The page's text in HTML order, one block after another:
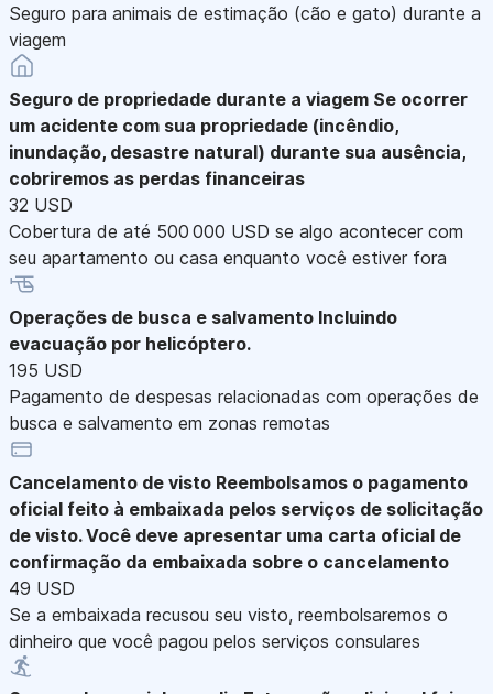
Seguro para animais de estimação (cão e gato) durante a
viagem
Seguro de propriedade durante a viagem Se ocorrer
um acidente com sua propriedade (incêndio,
inundação, desastre natural) durante sua ausência,
cobriremos as perdas financeiras
32 USD
Cobertura de até 500 000 USD se algo acontecer com
seu apartamento ou casa enquanto você estiver fora
Operações de busca e salvamento Incluindo
evacuação por helicóptero.
195 USD
Pagamento de despesas relacionadas com operações de
busca e salvamento em zonas remotas
Cancelamento de visto Reembolsamos o pagamento
oficial feito à embaixada pelos serviços de solicitação
de visto. Você deve apresentar uma carta oficial de
confirmação da embaixada sobre o cancelamento
49 USD
Se a embaixada recusou seu visto, reembolsaremos o
dinheiro que você pagou pelos serviços consulares